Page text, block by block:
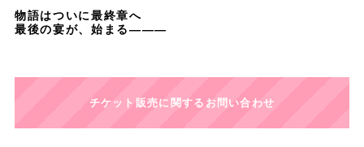
シ
ャ
も
感
物語はついに最終章へ
最後の宴が、始まる―――
チケット販売に関するお問い合わせ